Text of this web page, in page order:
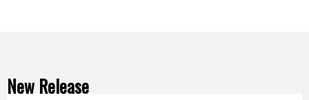
New Release